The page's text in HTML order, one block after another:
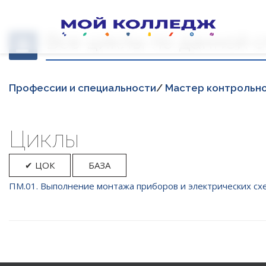
Все циклы по данной
Професcии и специальности/ Мастер
Циклы
✔ ЦОК
БАЗА
ПМ.01. Выполнение монтажа приборов и электрических